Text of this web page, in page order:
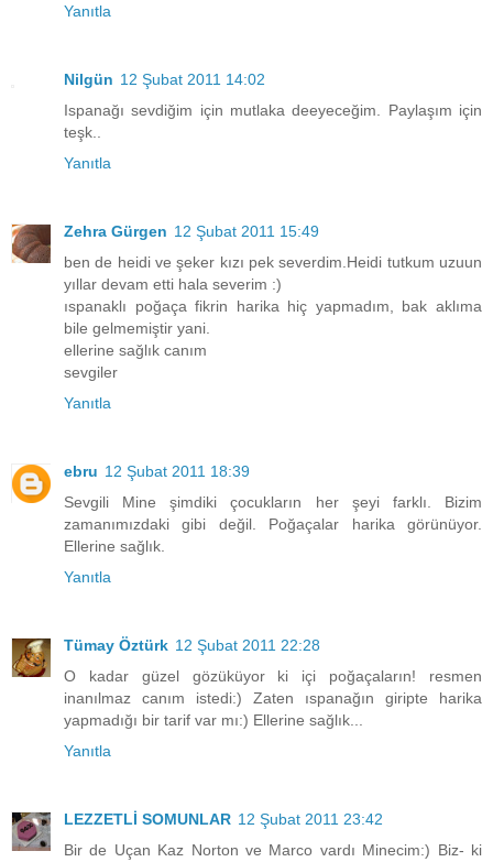
Yanıtla
Nilgün 12 Şubat 2011 14:02
Ispanağı sevdiğim için mutlaka deeyeceğim. Paylaşım için
teşk..
Yanıtla
Zehra Gürgen 12 Şubat 2011 15:49
ben de heidi ve şeker kızı pek severdim.Heidi tutkum uzuun
yıllar devam etti hala severim :)
ıspanaklı poğaça fikrin harika hiç yapmadım, bak aklıma
bile gelmemiştir yani.
ellerine sağlık canım
sevgiler
Yanıtla
ebru 12 Şubat 2011 18:39
Sevgili Mine şimdiki çocukların her şeyi farklı. Bizim
zamanımızdaki gibi değil. Poğaçalar harika görünüyor.
Ellerine sağlık.
Yanıtla
Tümay Öztürk 12 Şubat 2011 22:28
O kadar güzel gözüküyor ki içi poğaçaların! resmen
inanılmaz canım istedi:) Zaten ıspanağın giripte harika
yapmadığı bir tarif var mı:) Ellerine sağlık...
Yanıtla
LEZZETLİ SOMUNLAR 12 Şubat 2011 23:42
Bir de Uçan Kaz Norton ve Marco vardı Minecim:) Biz- ki